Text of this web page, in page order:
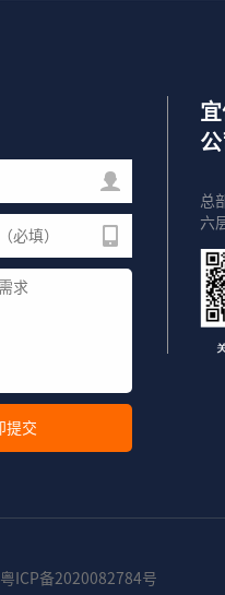
公
总
六
粤ICP备2020082784号